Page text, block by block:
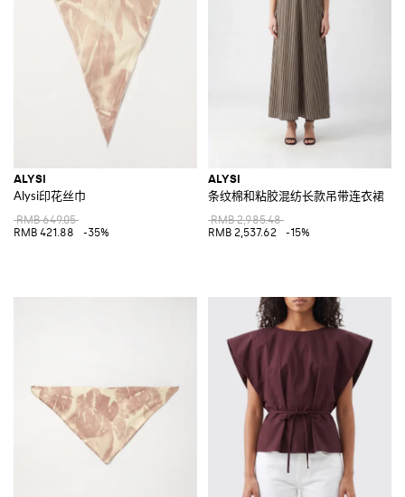
ALYSI
Alysi印花丝巾
RMB 649.05
RMB 421.88
-35%
ALYSI
条纹棉和粘胶混纺长款吊带连衣裙
RMB 2,985.48
RMB 2,537.62
-15%